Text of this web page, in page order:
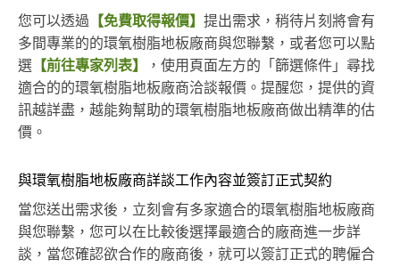
您可以透過 【免費取得報價】 提出需求，稍待片刻將會有
多間專業的的環氧樹脂地板廠商與您聯繫，或者您可以點
選 【前往專家列表】
，使用頁面左方的「篩選條件」尋找
適合的的環氧樹脂地板廠商洽談報價。提醒您，提供的資
訊越詳盡，越能夠幫助的環氧樹脂地板廠商做出精準的估
價。
與環氧樹脂地板廠商詳談工作內容並簽訂正式契約
當您送出需求後，立刻會有多家適合的環氧樹脂地板廠商
與您聯繫，您可以在比較後選擇最適合的廠商進一步詳
談，當您確認欲合作的廠商後，就可以簽訂正式的聘僱合